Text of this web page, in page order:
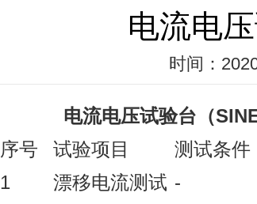
电流电
时间：
电流电压试验台（
序号
试验项目 测试条件
1
漂移电流测试 -